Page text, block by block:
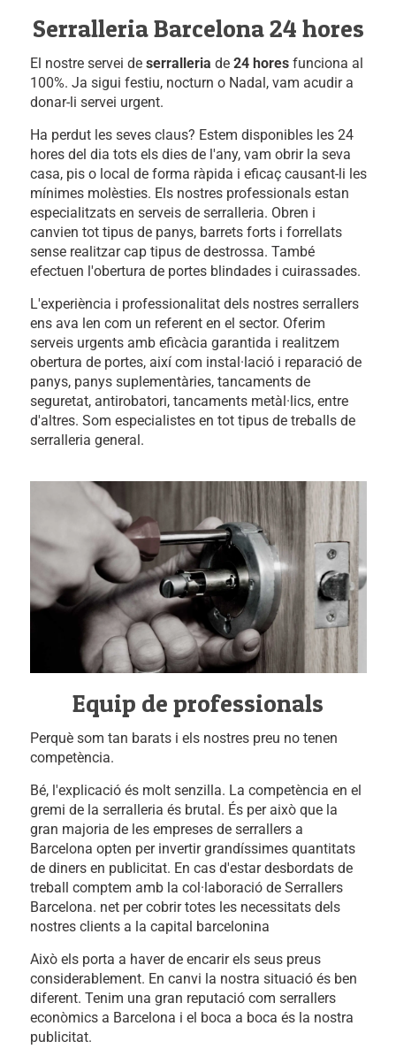
Serralleria Barcelona 24 hores
El nostre servei de serralleria de 24 horesfunciona al
100%. Ja sigui festiu, nocturn o Nadal, vam acudir a
donar-li servei urgent.
Ha perdut les seves claus? Estem disponibles les 24
hores del dia tots els dies de l'any, vam obrir la seva
casa, pis o local de forma ràpida i eficaç causant-li les
mínimes molèsties. Els nostres professionals estan
especialitzats en serveis de serralleria. Obren i
canvien tot tipus de panys, barrets forts i forrellats
sense realitzar cap tipus de destrossa. També
efectuen l'obertura de portes blindades i cuirassades.
L'experiència i professionalitat dels nostres serrallers
ens ava len com un referent en el sector. Oferim
serveis urgents amb eficàcia garantida i realitzem
obertura de portes, així com instal·lació i reparació de
panys, panys suplementàries, tancaments de
seguretat, antirobatori, tancaments metàl·lics, entre
d'altres. Som especialistes en tot tipus de treballs de
serralleria general.
Equip de professionals
Perquè som tan barats i els nostres preu no tenen
competència.
Bé, l'explicació és molt senzilla. La competència en el
gremi de la serralleria és brutal. És per això que la
gran majoria de les empreses de serrallers a
Barcelona opten per invertir grandíssimes quantitats
de diners en publicitat. En cas d'estar desbordats de
treball comptem amb la col·laboració de Serrallers
Barcelona. net per cobrir totes les necessitats dels
nostres clients a la capital barcelonina
Això els porta a haver de encarir els seus preus
considerablement. En canvi la nostra situació és ben
diferent. Tenim una gran reputació com serrallers
econòmics a Barcelona i el boca a boca és la nostra
publicitat.